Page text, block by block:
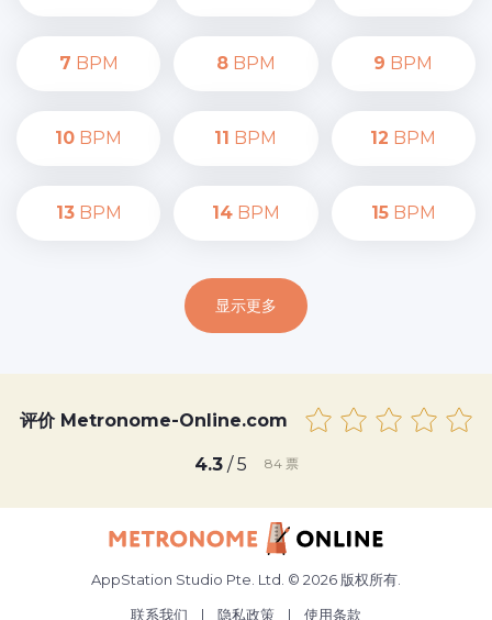
7 BPM 8BPM 9 BPM
10 BPM 11 BPM 12 BPM
13BPM 14BPM 15BPM
显示更多
评价 Metronome-Online.com
4.3/ 5 84票
AppStation Studio Pte. Ltd. © 2026 版权所有.
联系我们
| 隐私政策 | 使用条款